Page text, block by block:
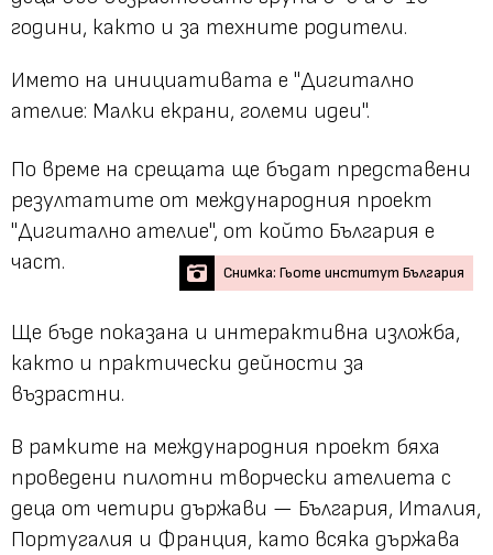
години, както и за техните родители.
Името на инициативата е "Дигитално
ателие: Малки екрани, големи идеи".
По време на срещата ще бъдат представени
резултатите от международния проект
"Дигитално ателие", от който България е
част.
Снимка: Гьоте институт България
Ще бъде показана и интерактивна изложба,
както и практически дейности за
възрастни.
В рамките на международния проект бяха
проведени пилотни творчески ателиета с
деца от четири държави — България, Италия,
Португалия и Франция, като всяка държава